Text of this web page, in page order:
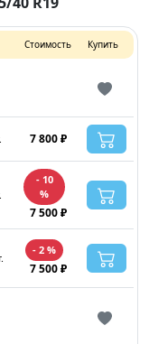
Стоимость Купить
7 800 ₽
- 10
%
7 500 ₽
- 2 %
7 500 ₽